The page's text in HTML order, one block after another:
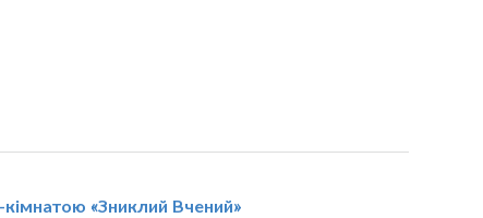
«Зниклий Вчений»